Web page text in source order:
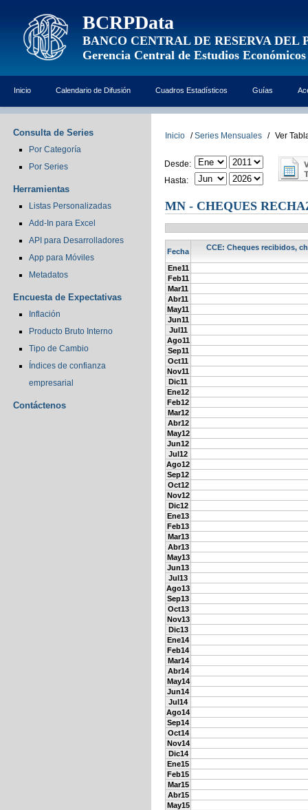
BCRPData
BANCO CENTRAL DE RESERVA DEL
Gerencia Central de Estudios Económicos
Inicio Calendario de Difusión Cuadros Estadísticos Guías
Consulta de Series
Por Categoría
Por Series
Herramientas
Listas Personalizadas
Add-In para Excel
API para Desarrolladores
App para Móviles
Metadatos
Encuesta de Expectativas
Inflación
Producto Bruto Interno
Tipo de Cambio
Índices de confianza
empresarial
Contáctenos
Inicio / Series Mensuales / Ver
Desde:
Hasta:
MN - CHEQUES
Fecha CCE: Cheques recibidos,
Ene11
Feb11
Mar11
Abr11
May11
Jun11
Jul11
Ago11
Sep11
Oct11
Nov11
Dic11
Ene12
Feb12
Mar12
Abr12
May12
Jun12
Jul12
Ago12
Sep12
Oct12
Nov12
Dic12
Ene13
Feb13
Mar13
Abr13
May13
Jun13
Jul13
Ago13
Sep13
Oct13
Nov13
Dic13
Ene14
Feb14
Mar14
Abr14
May14
Jun14
Jul14
Ago14
Sep14
Oct14
Nov14
Dic14
Ene15
Feb15
Mar15
Abr15
May15